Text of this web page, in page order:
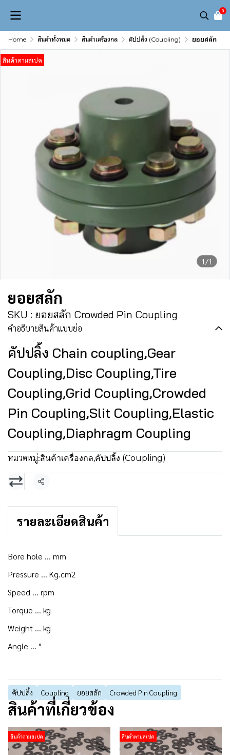
0
Home สินค้าทั้งหมด สินค้าเครื่องกล คัปปลิ้ง (Coupling) ยอยสลัก
1/1
สินค้าตามสเปค
ยอยสลัก
SKU : ยอยสลัก Crowded Pin Coupling
คำอธิบายสินค้าแบบย่อ
คัปปลิ้ง Chain coupling,Gear
Coupling,Disc Coupling,Tire
Coupling,Grid Coupling,Crowded
Pin Coupling,Slit Coupling,Elastic
Coupling,Diaphragm Coupling
หมวดหมู่:สินค้าเครื่องกล,คัปปลิ้ง (Coupling)
แชร์
รายละเอียดสินค้า
Bore hole ... mm
Pressure ... Kg.cm2
Speed ... rpm
Torque ... kg
Weight ... kg
Angle ... °
คัปปลิ้ง Coupling ยอยสลัก Crowded Pin Coupling
สินค้าที่เกี่ยวข้อง
สินค้าตามสเปค สินค้าตามสเปค